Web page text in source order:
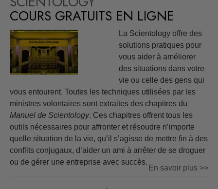
COURS GRATUITS EN LIGNE
La Scientology offre des
solutions pratiques pour
vous aider à améliorer
des situations dans votre
vie ou celle des gens qui
vous entourent. Toutes les techniques utilisées par les
ministres volontaires sont extraites des chapitres du
Manuel de Scientology. Ces chapitres offrent tous les
outils nécessaires pour affronter et résoudre n’importe
quelle situation de la vie, qu’il s’agisse de mettre fin à des
conflits conjugaux, d’aider un ami à arrêter de se droguer
ou de gérer une entreprise avec succès.
En savoir plus >>